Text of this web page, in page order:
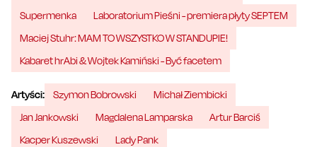
Supermenka
Laboratorium Pieśni - premiera płyty SEPTEM
Maciej Stuhr: MAM TO WSZYSTKO W STANDUPIE!
Kabaret hrAbi & Wojtek Kamiński - Być facetem
Artyści: Szymon Bobrowski
Michał Ziembicki
Jan Jankowski
Magdalena Lamparska
Artur Barciś
Kacper Kuszewski
Lady Pank